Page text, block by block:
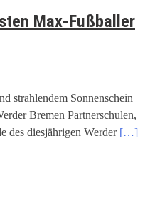
Max-Fußballer
strahlendem Sonnenschein
Bremen Partnerschulen,
des diesjährigen Werder[…]